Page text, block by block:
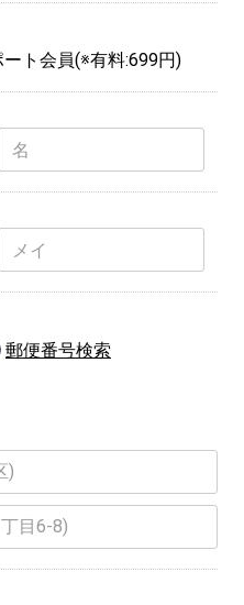
ート会員(※有料:699円)
郵便番号検索